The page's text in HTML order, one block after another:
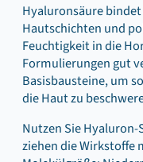
Hyaluronsäure
Hautschichten und
Feuchtigkeit in die
Formulierungen gut
Basisbausteine, um
die Haut zu
Nutzen Sie
ziehen die Wirkstoffe